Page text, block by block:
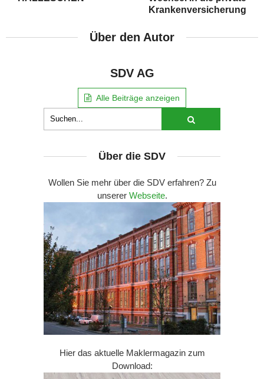
Krankenversicherung
Über den Autor
SDV AG
Alle Beiträge anzeigen
Über die SDV
Wollen Sie mehr über die SDV erfahren? Zu
unserer Webseite.
Hier das aktuelle Maklermagazin zum
Download: